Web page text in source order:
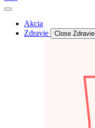
Akcia
Zdravie
Close Zdravie